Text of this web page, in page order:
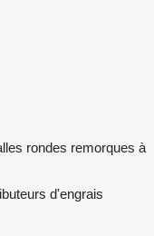
rondes remorques à
d'engrais